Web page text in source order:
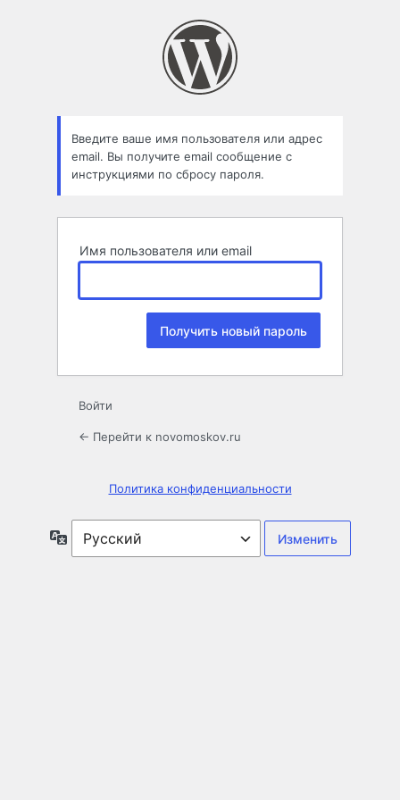
Введите ваше имя пользователя или адрес
email. Вы получите email сообщение с
инструкциями по сбросу пароля.
Имя пользователя или email
Войти
← Перейти к novomoskov.ru
Политика конфиденциальности
Язык